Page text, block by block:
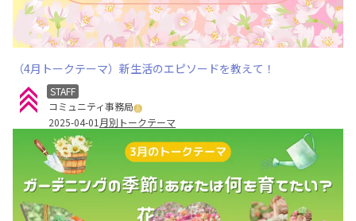
（4月トークテーマ）新生活のエピソードを教えて！
STAFF
コミュニティ事務局
2025-04-01 月別トークテーマ